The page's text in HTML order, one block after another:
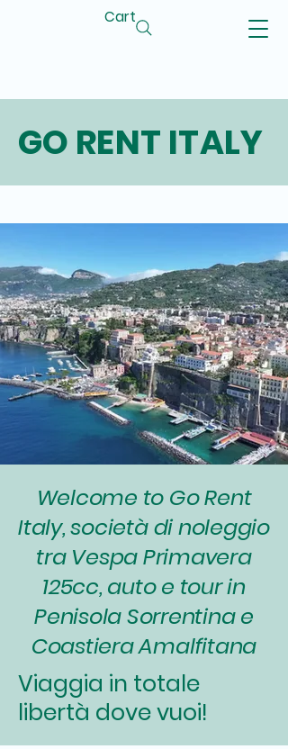
Cart
GO RENT ITALY
GO RENT ITALY
GO RENT ITALY
Welcome to Go Rent
Italy, società di noleggio
tra Vespa Primavera
125cc, auto e tour in
Penisola Sorrentina e
Coastiera Amalfitana
Viaggia in totale
libertà dove vuoi!